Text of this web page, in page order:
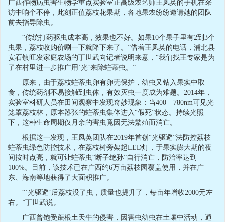
广西作物病虫害生物学重点实验室正高级农艺师王凤英的手机在采
访中响个不停，此刻正值荔枝花果期，各地果农纷纷邀请她的团队
前去指导除虫。
“传统打药驱虫成本高，效果也不好。如果10个果子里有2到3个
虫果，荔枝收购价唰一下就降下来了。”借着王凤英的电话，浦北县
安石镇旺发家庭农场的丁世武向记者说明来意，“我们找王专家是为
了在村里进一步推广用‘光’来除蛀蒂虫。”
原来，由于荔枝蛀蒂虫卵有卵壳保护，幼虫又钻入果实中取
食，传统药剂不易接触到虫体，有效灭虫一度成为难题。2014年，
实验室科研人员在田间观察中发现奇妙现象：当400—780nm可见光
笼罩荔枝林，原本嚣张的蛀蒂虫集体进入“假死”状态。持续光照
下，这种生命周期仅月余的害虫竟因无法繁殖而消亡。
根据这一发现，王凤英团队在2019年首创“光驱避”法防控荔枝
蛀蒂虫绿色防控技术，在荔枝树旁架起LED灯，于果实膨大期的夜
间按时点亮，就可让蛀蒂虫“断子绝孙”自行消亡，防治率达到
100%。目前，该技术已在广西约6万亩荔枝园覆盖使用，并在广
东、海南等地获得了大面积推广。
“‘光驱避’后荔枝没了虫，质量也提升了，每亩年增收2000元左
右。”丁世武说。
广西曾饱受蔗根土天牛的侵害，因害虫幼虫在土壤中活动，通